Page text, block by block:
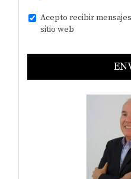
Acepto recibir
sitio web